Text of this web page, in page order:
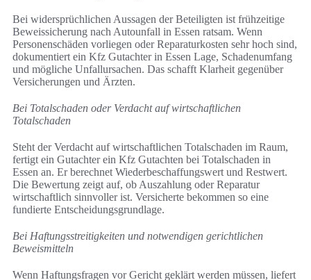
Bei widersprüchlichen Aussagen der Beteiligten ist frühzeitige
Beweissicherung nach Autounfall in Essen ratsam. Wenn
Personenschäden vorliegen oder Reparaturkosten sehr hoch sind,
dokumentiert ein Kfz Gutachter in Essen Lage, Schadenumfang
und mögliche Unfallursachen. Das schafft Klarheit gegenüber
Versicherungen und Ärzten.
Bei Totalschaden oder Verdacht auf wirtschaftlichen
Totalschaden
Steht der Verdacht auf wirtschaftlichen Totalschaden im Raum,
fertigt ein Gutachter ein Kfz Gutachten bei Totalschaden in
Essen an. Er berechnet Wiederbeschaffungswert und Restwert.
Die Bewertung zeigt auf, ob Auszahlung oder Reparatur
wirtschaftlich sinnvoller ist. Versicherte bekommen so eine
fundierte Entscheidungsgrundlage.
Bei Haftungsstreitigkeiten und notwendigen gerichtlichen
Beweismitteln
Wenn Haftungsfragen vor Gericht geklärt werden müssen, liefert